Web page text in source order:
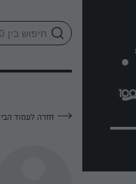
חזרה לעמוד